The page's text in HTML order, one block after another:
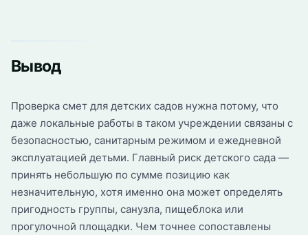
Вывод
Проверка смет для детских садов нужна потому, что
даже локальные работы в таком учреждении связаны с
безопасностью, санитарным режимом и ежедневной
эксплуатацией детьми. Главный риск детского сада —
принять небольшую по сумме позицию как
незначительную, хотя именно она может определять
пригодность группы, санузла, пищеблока или
прогулочной площадки. Чем точнее сопоставлены